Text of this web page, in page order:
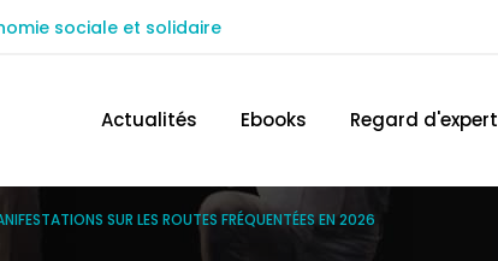
sociale et solidaire
Actualités Ebooks Regard d'expert
SUR LES ROUTES FRÉQUENTÉES EN 2026